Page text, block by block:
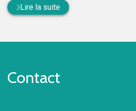
Lire la suite
Contact